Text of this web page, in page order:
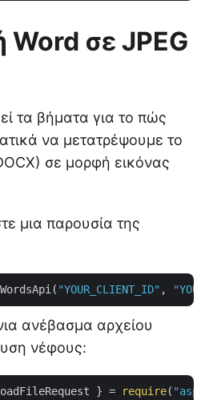
σε JPEG
τα βήματα για το πώς
να μετατρέψουμε το
σε μορφή εικόνας
μια παρουσία της
"YOUR_CLIENT_ID" ,
ανέβασμα αρχείου
νέφους:
} = require(